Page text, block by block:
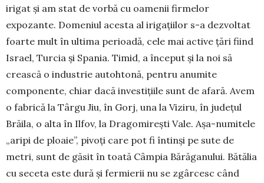
irigat și am stat de vorbă cu oamenii firmelor
expozante. Domeniul acesta al irigațiilor s-a dezvoltat
foarte mult în ultima perioadă, cele mai active țări fiind
Israel, Turcia și Spania. Timid, a început și la noi să
crească o industrie autohtonă, pentru anumite
componente, chiar dacă investițiile sunt de afară. Avem
o fabrică la Târgu Jiu, în Gorj, una la Viziru, în județul
Brăila, o alta în Ilfov, la Dragomirești Vale. Așa-numitele
„aripi de ploaie”, pivoți care pot fi întinși pe sute de
metri, sunt de găsit în toată Câmpia Bărăganului. Bătălia
cu seceta este dură și fermierii nu se zgârcesc când